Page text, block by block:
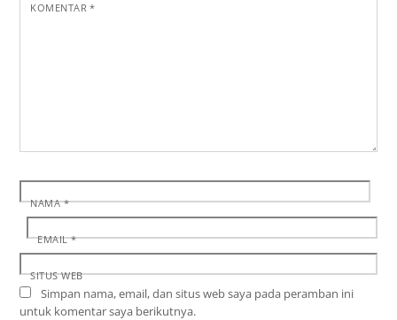
KOMENTAR*
NAMA*
EMAIL*
SITUS WEB
Simpan nama, email, dan situs web saya pada peramban ini
untuk komentar saya berikutnya.